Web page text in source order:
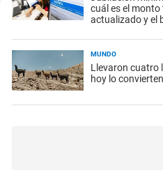
cuál es el
actualizado y el
MUNDO
Llevaron cuatro
hoy lo